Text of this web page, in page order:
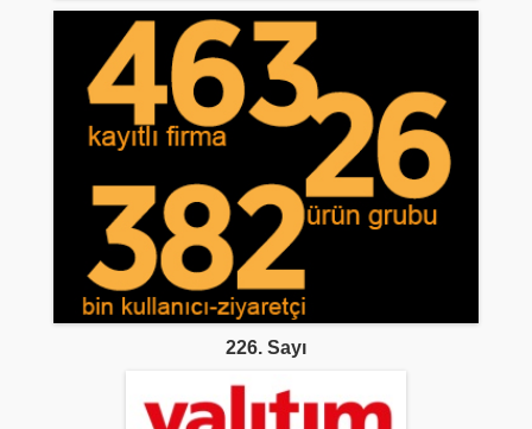
226. Sayı